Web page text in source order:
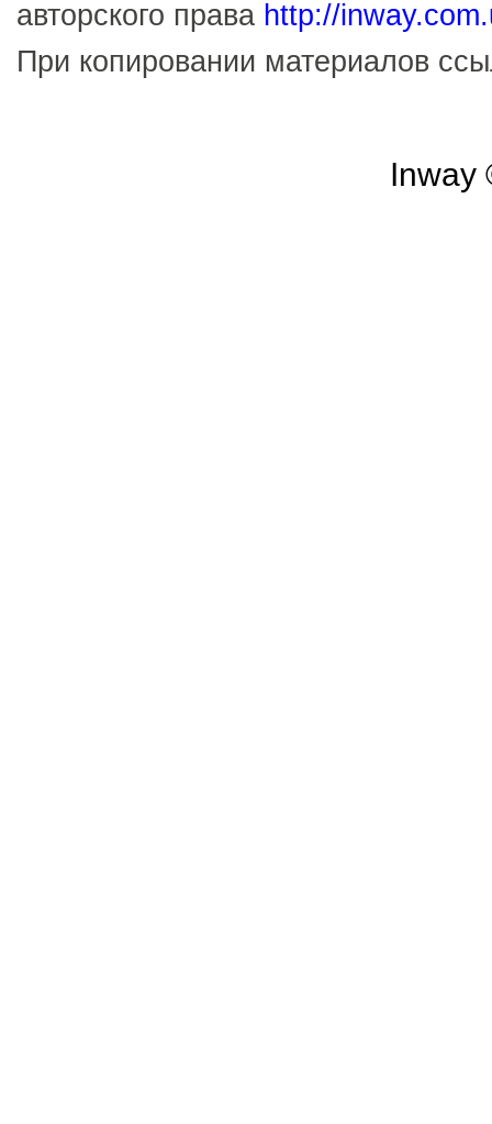
авторского права http://
При копировании материалов
Inway